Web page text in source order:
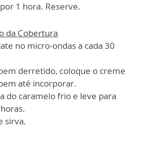
1 hora. Reserve.
da Cobertura
no micro-ondas a cada 30
derretido, coloque o creme
até incorporar.
do caramelo frio e leve para
sirva.